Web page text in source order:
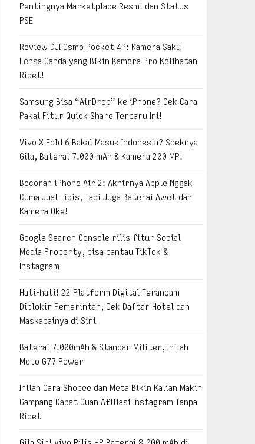
Pentingnya Marketplace Resmi dan Status
PSE
Review DJI Osmo Pocket 4P: Kamera Saku
Lensa Ganda yang Bikin Kamera Pro Kelihatan
Ribet!
Samsung Bisa “AirDrop” ke iPhone? Cek Cara
Pakai Fitur Quick Share Terbaru Ini!
Vivo X Fold 6 Bakal Masuk Indonesia? Speknya
Gila, Baterai 7.000 mAh & Kamera 200 MP!
Bocoran iPhone Air 2: Akhirnya Apple Nggak
Cuma Jual Tipis, Tapi Juga Baterai Awet dan
Kamera Oke!
Google Search Console rilis fitur Social
Media Property, bisa pantau TikTok &
Instagram
Hati-hati! 22 Platform Digital Terancam
Diblokir Pemerintah, Cek Daftar Hotel dan
Maskapainya di Sini
Baterai 7.000mAh & Standar Militer, Inilah
Moto G77 Power
Inilah Cara Shopee dan Meta Bikin Kalian Makin
Gampang Dapat Cuan Afiliasi Instagram Tanpa
Ribet